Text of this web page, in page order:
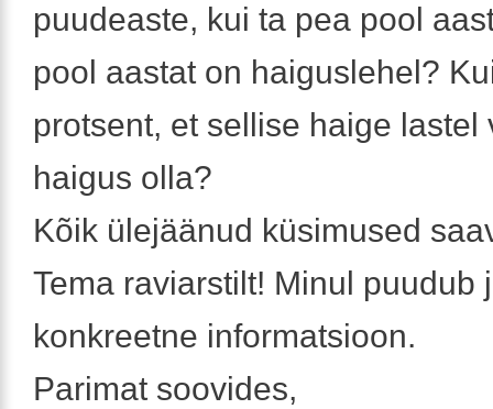
puudeaste, kui ta pea pool
pool aastat on haiguslehel?
protsent, et sellise haige lastel
haigus olla?
Kõik ülejäänud küsimused
Tema raviarstilt! Minul puudub
konkreetne informatsioon.
Parimat soovides,